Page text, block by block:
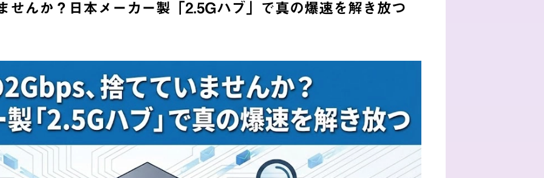
せんか？日本メーカー製「2.5Gハブ」で真の爆速を解き放つ